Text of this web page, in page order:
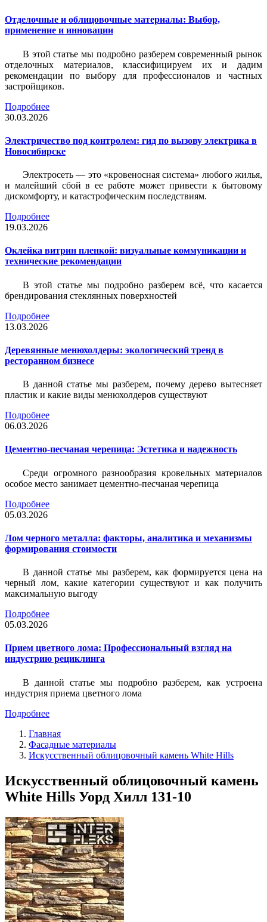
Отделочные и облицовочные материалы: Выбор,
применение и инновации
В этой статье мы подробно разберем современный рынок
отделочных материалов, классифицируем их и дадим
рекомендации по выбору для профессионалов и частных
застройщиков.
Подробнее
30.03.2026
Электричество под контролем: гид по вызову электрика в
Новосибирске
Электросеть — это «кровеносная система» любого жилья,
и малейший сбой в ее работе может привести к бытовому
дискомфорту, и катастрофическим последствиям.
Подробнее
19.03.2026
Оклейка витрин пленкой: визуальные коммуникации и
технические рекомендации
В этой статье мы подробно разберем всё, что касается
брендирования стеклянных поверхностей
Подробнее
13.03.2026
Деревянные менюхолдеры: экологический тренд в
ресторанном бизнесе
В данной статье мы разберем, почему дерево вытесняет
пластик и какие виды менюхолдеров существуют
Подробнее
06.03.2026
Цементно-песчаная черепица: Эстетика и надежность
Среди огромного разнообразия кровельных материалов
особое место занимает цементно-песчаная черепица
Подробнее
05.03.2026
Лом черного металла: факторы, аналитика и механизмы
формирования стоимости
В данной статье мы разберем, как формируется цена на
черный лом, какие категории существуют и как получить
максимальную выгоду
Подробнее
05.03.2026
Прием цветного лома: Профессиональный взгляд на
индустрию рециклинга
В данной статье мы подробно разберем, как устроена
индустрия приема цветного лома
Подробнее
Главная
Фасадные материалы
Искусственный облицовочный камень White Hills
Искусственный облицовочный камень
White Hills Уорд Хилл 131-10